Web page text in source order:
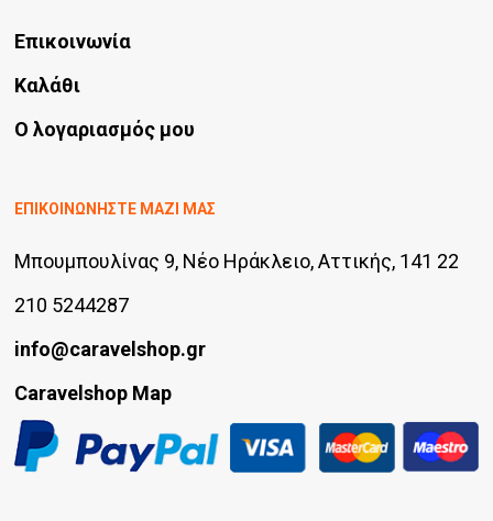
Επικοινωνία
Καλάθι
Ο λογαριασμός μου
ΕΠΙΚΟΙΝΩΝΗΣΤΕ ΜΑΖΙ ΜΑΣ
Μπουμπουλίνας 9, Νέο Ηράκλειο, Αττικής, 141 22
210 5244287
info@caravelshop.gr
Caravelshop Map